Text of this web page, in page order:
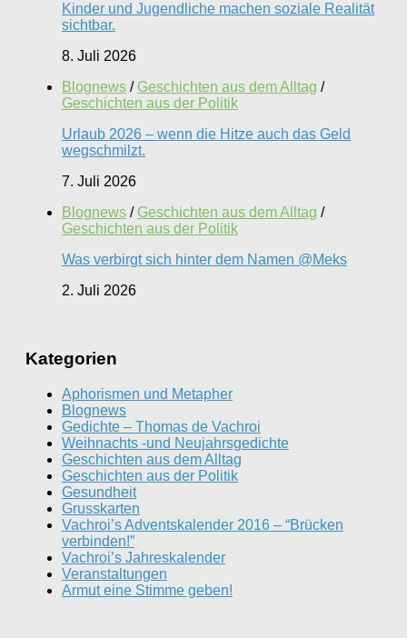
Kinder und Jugendliche machen soziale Realität
sichtbar.
8. Juli 2026
Blognews / Geschichten aus dem Alltag /
Geschichten aus der Politik
Urlaub 2026 – wenn die Hitze auch das Geld
wegschmilzt.
7. Juli 2026
Blognews / Geschichten aus dem Alltag /
Geschichten aus der Politik
Was verbirgt sich hinter dem Namen @Meks
2. Juli 2026
Kategorien
Aphorismen und Metapher
Blognews
Gedichte – Thomas de Vachroi
Weihnachts -und Neujahrsgedichte
Geschichten aus dem Alltag
Geschichten aus der Politik
Gesundheit
Grusskarten
Vachroi’s Adventskalender 2016 – “Brücken
verbinden!”
Vachroi’s Jahreskalender
Veranstaltungen
Armut eine Stimme geben!